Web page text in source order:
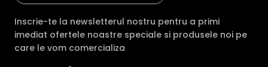
Inscrie-te la newsletterul nostru pentru a primi
imediat ofertele noastre speciale si produsele noi pe
care le vom comercializa